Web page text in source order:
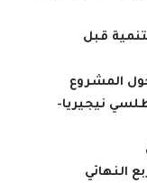
قبل
المشروع
نيجيريا-
النهائي